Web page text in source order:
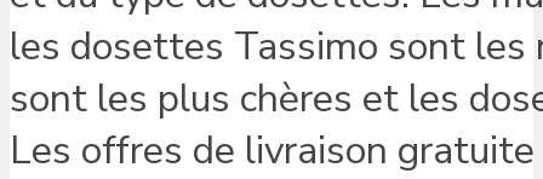
les dosettes Tassimo sont les
sont les plus chères et les
Les offres de livraison